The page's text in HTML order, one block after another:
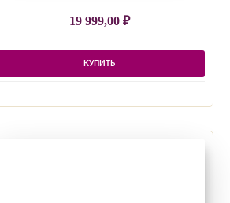
19 999,00 ₽
КУПИТЬ